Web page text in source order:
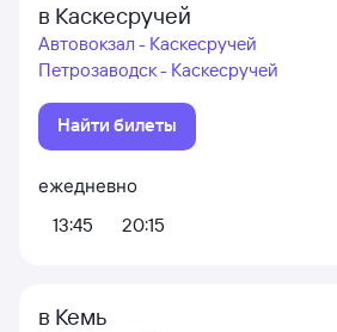
в Каскесручей
Автовокзал - Каскесручей
Петрозаводск - Каскесручей
Найти билеты
ежедневно
13:45
20:15
в Кемь